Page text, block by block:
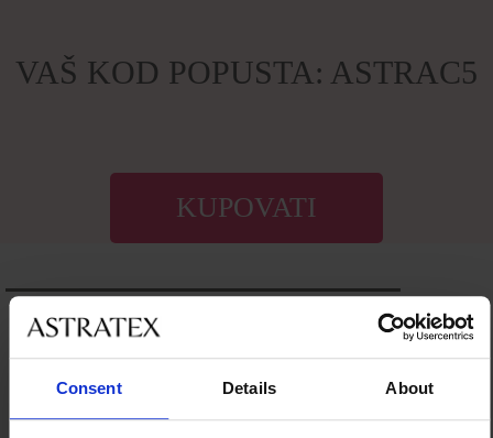
Consent Details About
VAŠ KOD POPUSTA: ASTRAC5
KUPOVATI
RUBLJE I KUPAĆI KOSTIMI
Veličine